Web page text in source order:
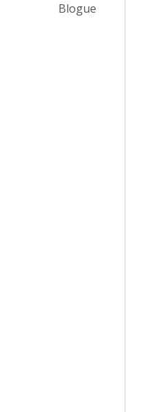
Blogue